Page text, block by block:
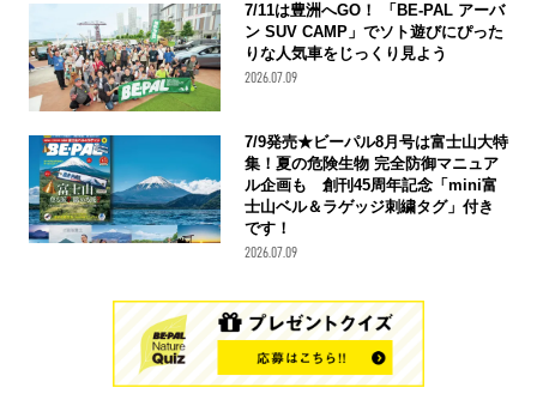
7/11は豊洲へGO！ 「BE-PAL アーバ
ン SUV CAMP」でソト遊びにぴった
りな人気車をじっくり見よう
2026.07.09
7/9発売★ビーパル8月号は富士山大特
集！夏の危険生物 完全防御マニュア
ル企画も 創刊45周年記念「mini富
士山ベル＆ラゲッジ刺繍タグ」付き
です！
2026.07.09